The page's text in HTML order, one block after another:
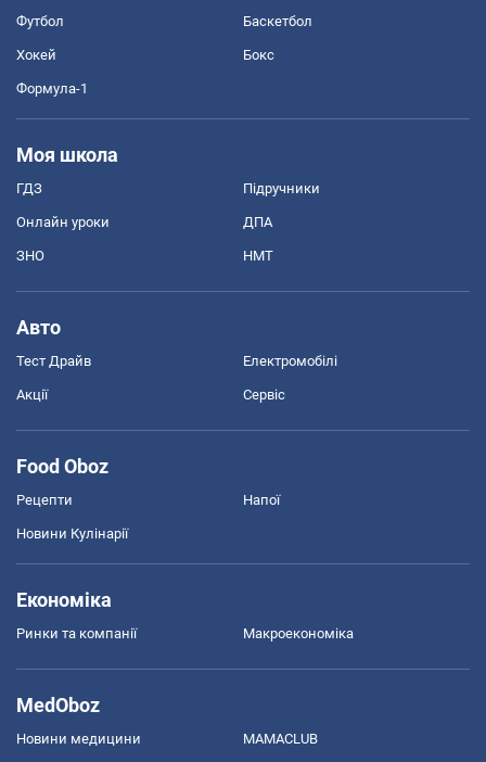
Футбол Баскетбол
Хокей Бокс
Формула-1
Моя школа
ГДЗ Підручники
Онлайн уроки ДПА
ЗНО НМТ
Авто
Тест Драйв Електромобілі
Акції Сервіс
Food Oboz
Рецепти Напої
Новини Кулінарії
Економіка
Ринки та компанії Макроекономіка
MedOboz
Новини медицини MAMACLUB